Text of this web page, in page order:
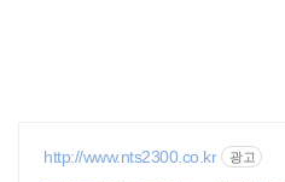
http://www.nts2300.co.kr 광고
해외여행